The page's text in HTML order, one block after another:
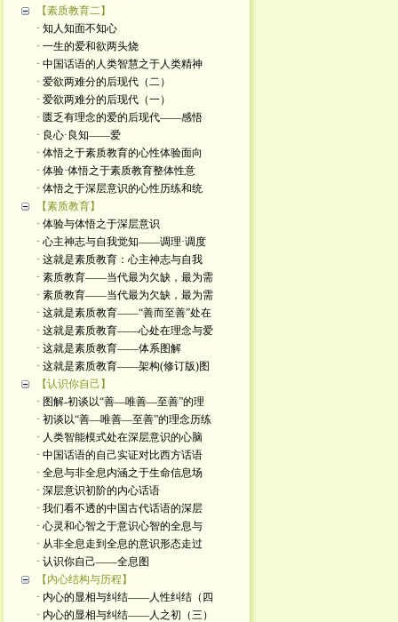
【素质教育二】
· 知人知面不知心
· 一生的爱和欲两头烧
· 中国话语的人类智慧之于人类精神
· 爱欲两难分的后现代（二）
· 爱欲两难分的后现代（一）
· 匮乏有理念的爱的后现代——感悟
· 良心·良知——爱
· 体悟之于素质教育的心性体验面向
· 体验·体悟之于素质教育整体性意
· 体悟之于深层意识的心性历练和统
【素质教育】
· 体验与体悟之于深层意识
· 心主神志与自我觉知——调理·调度
· 这就是素质教育：心主神志与自我
· 素质教育——当代最为欠缺，最为需
· 素质教育——当代最为欠缺，最为需
· 这就是素质教育——“善而至善”处在
· 这就是素质教育——心处在理念与爱
· 这就是素质教育——体系图解
· 这就是素质教育——架构(修订版)图
【认识你自己】
· 图解-初谈以“善—唯善—至善”的理
· 初谈以“善—唯善—至善”的理念历练
· 人类智能模式处在深层意识的心脑
· 中国话语的自己实证对比西方话语
· 全息与非全息内涵之于生命信息场
· 深层意识初阶的内心话语
· 我们看不透的中国古代话语的深层
· 心灵和心智之于意识心智的全息与
· 从非全息走到全息的意识形态走过
· 认识你自己——全息图
【内心结构与历程】
· 内心的显相与纠结——人性纠结（四
· 内心的显相与纠结——人之初（三）